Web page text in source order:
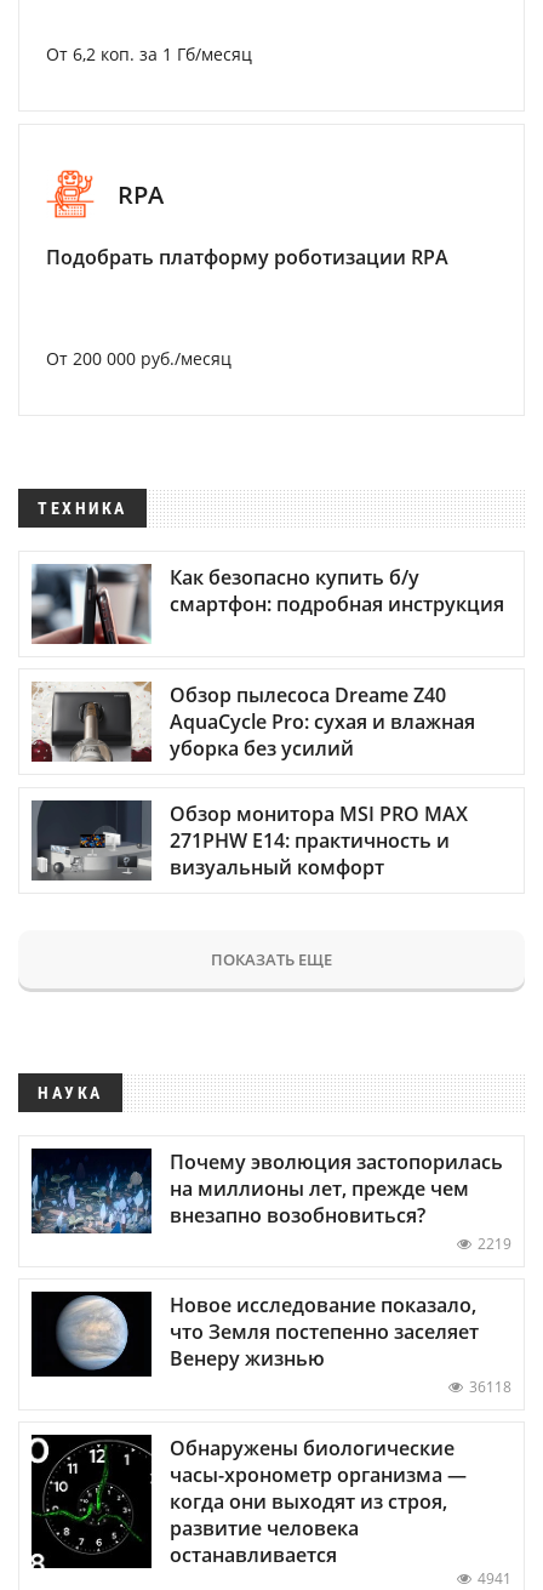
От 6,2 коп. за 1 Гб/месяц
RPA
Подобрать платформу роботизации RPA
От 200 000 руб./месяц
ТЕХНИКА
Как безопасно купить б/у
смартфон: подробная инструкция
Обзор пылесоса Dreame Z40
AquaCycle Pro: сухая и влажная
уборка без усилий
Обзор монитора MSI PRO MAX
271PHW E14: практичность и
визуальный комфорт
ПОКАЗАТЬ ЕЩЕ
НАУКА
Почему эволюция застопорилась
на миллионы лет, прежде чем
внезапно возобновиться?
2219
Новое исследование показало,
что Земля постепенно заселяет
Венеру жизнью
36118
Обнаружены биологические
часы-хронометр организма —
когда они выходят из строя,
развитие человека
останавливается
4941